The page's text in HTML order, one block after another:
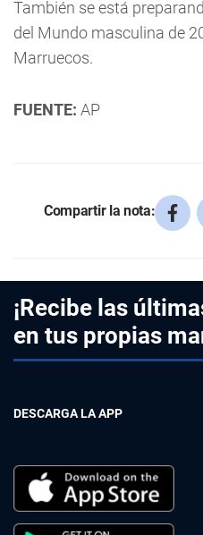
También se está
del Mundo masculina de
Marruecos.
FUENTE: AP
Compartir la nota:
¡Recibe las
en tus propias
DESCARGA LA APP